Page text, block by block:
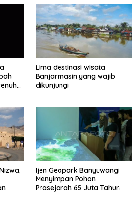
Lima destinasi wisata
Banjarmasin yang wajib
dikunjungi
Ijen Geopark Banyuwangi
Menyimpan Pohon
Prasejarah 65 Juta Tahun